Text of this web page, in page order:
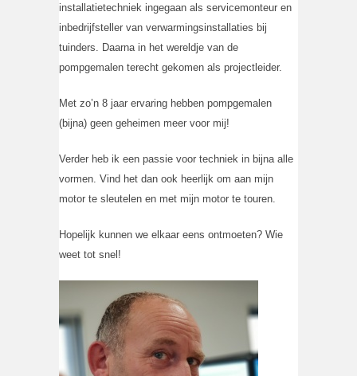
installatietechniek ingegaan als servicemonteur en
inbedrijfsteller van verwarmingsinstallaties bij
tuinders. Daarna in het wereldje van de
pompgemalen terecht gekomen als projectleider.
Met zo’n 8 jaar ervaring hebben pompgemalen
(bijna) geen geheimen meer voor mij!
Verder heb ik een passie voor techniek in bijna alle
vormen. Vind het dan ook heerlijk om aan mijn
motor te sleutelen en met mijn motor te touren.
Hopelijk kunnen we elkaar eens ontmoeten? Wie
weet tot snel!